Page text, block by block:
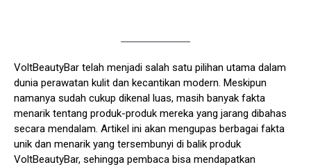
VoltBeautyBar telah menjadi salah satu pilihan utama dalam
dunia perawatan kulit dan kecantikan modern. Meskipun
namanya sudah cukup dikenal luas, masih banyak fakta
menarik tentang produk-produk mereka yang jarang dibahas
secara mendalam. Artikel ini akan mengupas berbagai fakta
unik dan menarik yang tersembunyi di balik produk
VoltBeautyBar, sehingga pembaca bisa mendapatkan